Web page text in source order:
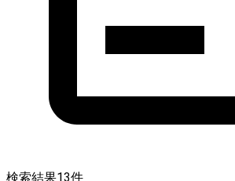
検索結果13件